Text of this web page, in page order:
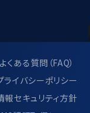
よくある質問（FAQ）
ライバシーポリシー
報セキュリティ方針